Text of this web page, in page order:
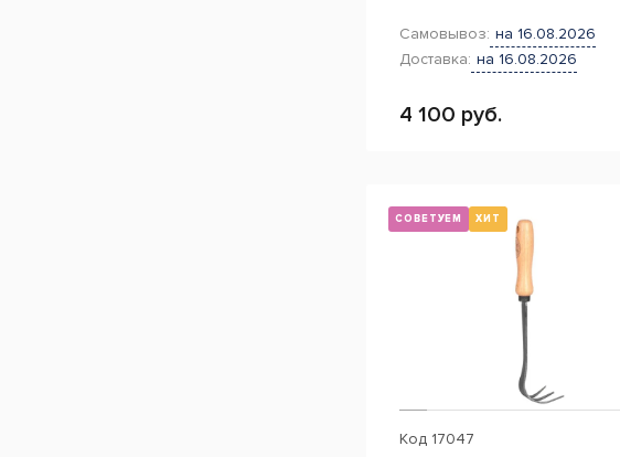
Самовывоз: на 16.08.2026
Доставка: на 16.08.2026
4 100 руб.
СОВЕТУЕМ ХИТ
Код 17047